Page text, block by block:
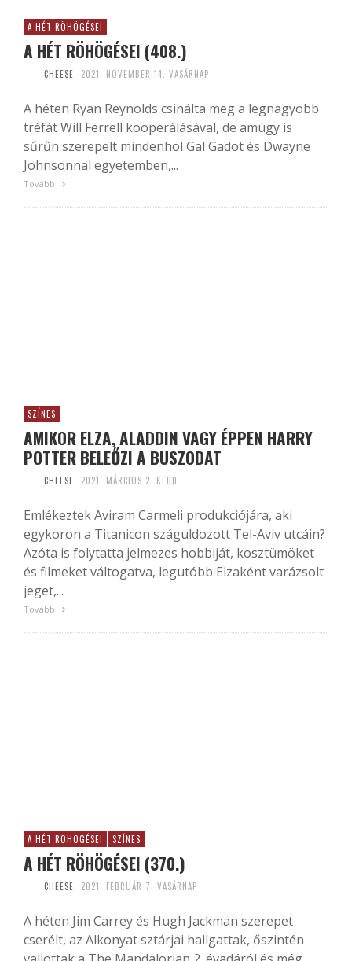
A HÉT RÖHÖGÉSEI
A HÉT RÖHÖGÉSEI (408.)
CHEESE 2021. NOVEMBER 14. VASÁRNAP
A héten Ryan Reynolds csinálta meg a legnagyobb
tréfát Will Ferrell kooperálásával, de amúgy is
sűrűn szerepelt mindenhol Gal Gadot és Dwayne
Johnsonnal egyetemben,...
Tovább
SZÍNES
AMIKOR ELZA, ALADDIN VAGY ÉPPEN HARRY
POTTER BELEŐZI A BUSZODAT
CHEESE 2021. MÁRCIUS 2. KEDD
Emlékeztek Aviram Carmeli produkciójára, aki
egykoron a Titanicon száguldozott Tel-Aviv utcáin?
Azóta is folytatta jelmezes hobbiját, kosztümöket
és filmeket váltogatva, legutóbb Elzaként varázsolt
jeget,...
Tovább
A HÉT RÖHÖGÉSEI SZÍNES
A HÉT RÖHÖGÉSEI (370.)
CHEESE 2021. FEBRUÁR 7. VASÁRNAP
A héten Jim Carrey és Hugh Jackman szerepet
cserélt, az Alkonyat sztárjai hallgattak, őszintén